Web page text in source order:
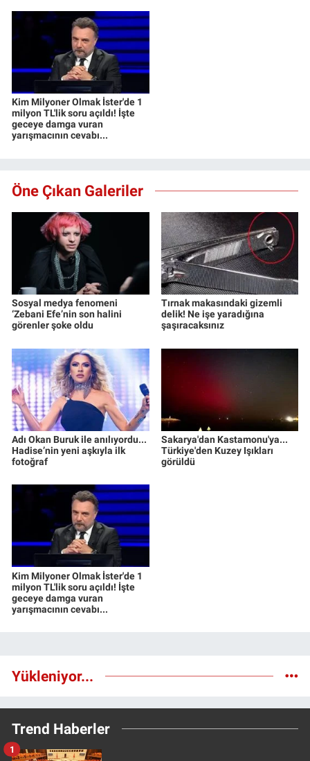
Kim Milyoner Olmak İster'de 1
milyon TL'lik soru açıldı! İşte
geceye damga vuran
yarışmacının cevabı...
Öne Çıkan Galeriler
Sosyal medya fenomeni
‘Zebani Efe’nin son halini
görenler şoke oldu
Tırnak makasındaki gizemli
delik! Ne işe yaradığına
şaşıracaksınız
Adı Okan Buruk ile anılıyordu...
Hadise’nin yeni aşkıyla ilk
fotoğraf
Sakarya'dan Kastamonu'ya...
Türkiye'den Kuzey Işıkları
görüldü
Kim Milyoner Olmak İster'de 1
milyon TL'lik soru açıldı! İşte
geceye damga vuran
yarışmacının cevabı...
Yükleniyor...
Trend Haberler
1